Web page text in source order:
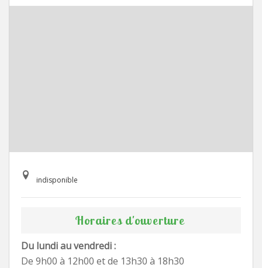
indisponible
Horaires d'ouverture
Du lundi au vendredi :
De 9h00 à 12h00 et de 13h30 à 18h30